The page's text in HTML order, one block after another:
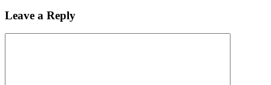
Leave a Reply